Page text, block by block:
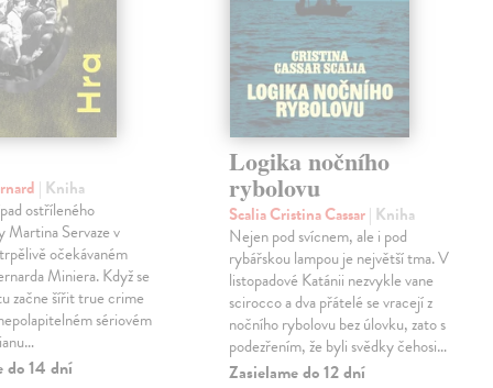
| Kniha
ostříleného
Martina Servaze v
očekávaném
Miniera. Když se
začne šířit true crime
sériovém
do 14 dní
Logika nočního
rybolovu
Scalia Cristina Cassar| Kniha
Nejen pod svícnem, ale i pod
rybářskou lampou je největší tma. V
listopadové Katánii nezvykle vane
scirocco a dva přátelé se vracejí z
nočního rybolovu bez úlovku, zato s
podezřením, že byli svědky čehosi…
Zasielame do 12 dní